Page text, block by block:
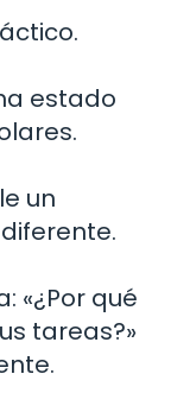
estado
un
«¿Por qué
tareas?»